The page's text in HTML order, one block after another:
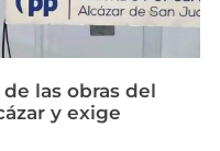
las obras del
y exige